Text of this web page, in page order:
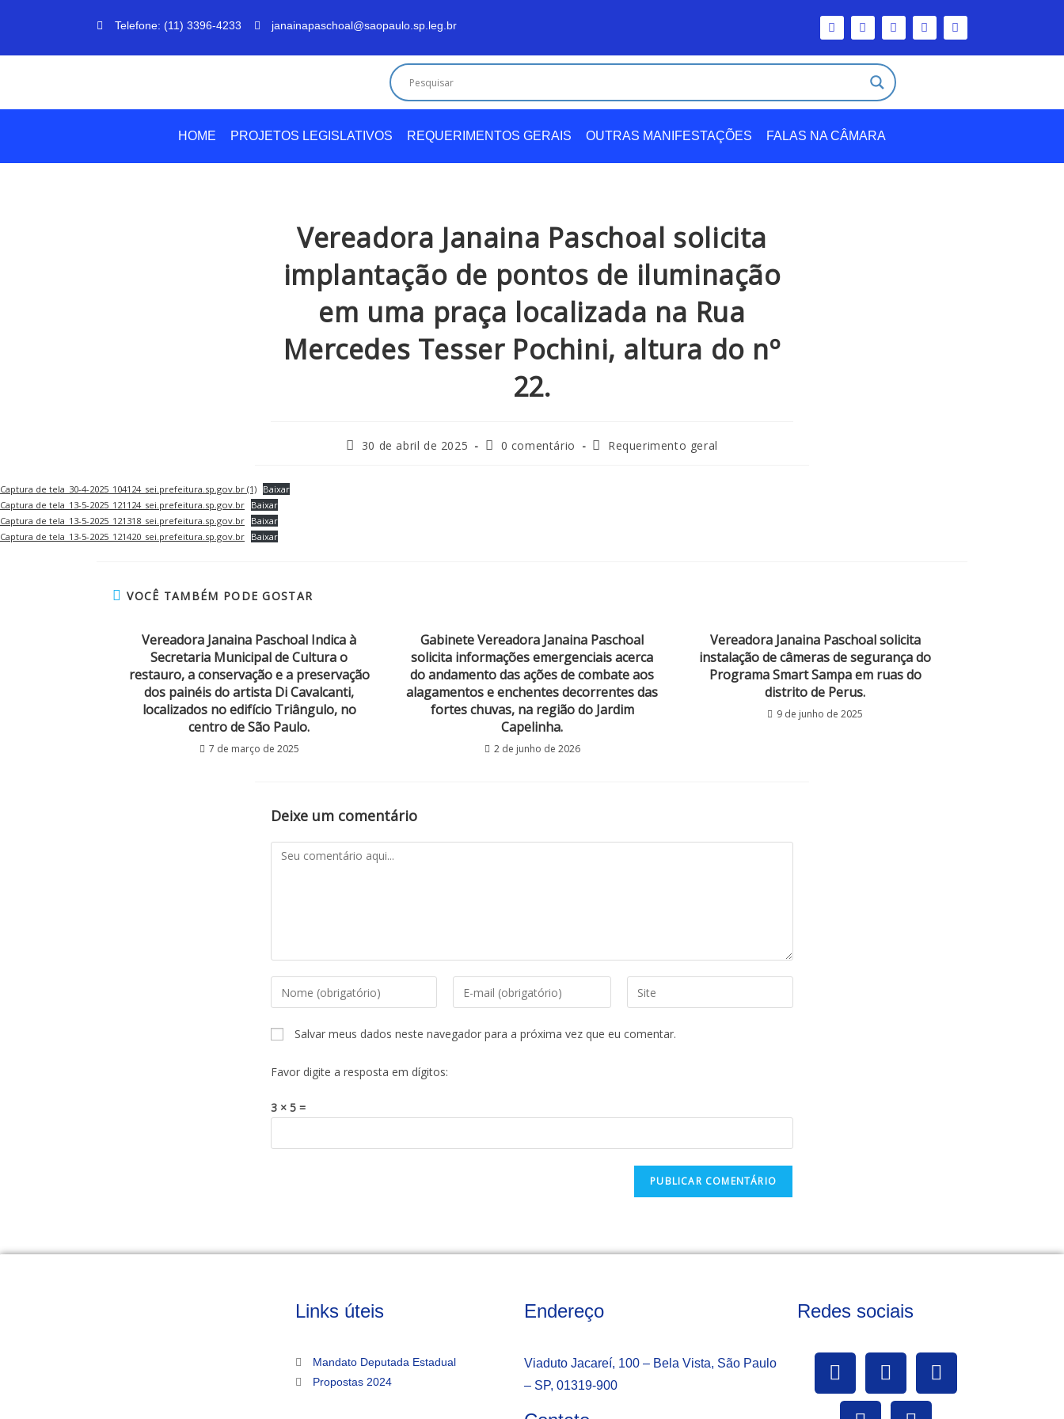
Telefone: (11) 3396-4233 janainapaschoal@saopaulo.sp.leg.br
HOME PROJETOS LEGISLATIVOS REQUERIMENTOS GERAIS OUTRAS MANIFESTAÇÕES FALAS NA CÂMARA
Vereadora Janaina Paschoal solicita
implantação de pontos de iluminação
em uma praça localizada na Rua
Mercedes Tesser Pochini, altura do nº
22.
30 de abril de 2025 0 comentário Requerimento geral
Captura de tela_30-4-2025_104124_sei.prefeitura.sp.gov.br (1) Baixar
Captura de tela_13-5-2025_121124_sei.prefeitura.sp.gov.br Baixar
Captura de tela_13-5-2025_121318_sei.prefeitura.sp.gov.br Baixar
Captura de tela_13-5-2025_121420_sei.prefeitura.sp.gov.br Baixar
VOCÊ TAMBÉM PODE GOSTAR
Vereadora Janaina Paschoal Indica à
Secretaria Municipal de Cultura o
restauro, a conservação e a preservação
dos painéis do artista Di Cavalcanti,
localizados no edifício Triângulo, no
centro de São Paulo.
7 de março de 2025
Gabinete Vereadora Janaina Paschoal
solicita informações emergenciais acerca
do andamento das ações de combate aos
alagamentos e enchentes decorrentes das
fortes chuvas, na região do Jardim
Capelinha.
2 de junho de 2026
Vereadora Janaina Paschoal solicita
instalação de câmeras de segurança do
Programa Smart Sampa em ruas do
distrito de Perus.
9 de junho de 2025
Deixe um comentário
Salvar meus dados neste navegador para a próxima vez que eu comentar.
Favor digite a resposta em dígitos:
3 × 5 =
Links úteis
Mandato Deputada Estadual
Propostas 2024
Endereço
Viaduto Jacareí, 100 – Bela Vista, São Paulo
– SP, 01319-900
Redes sociais